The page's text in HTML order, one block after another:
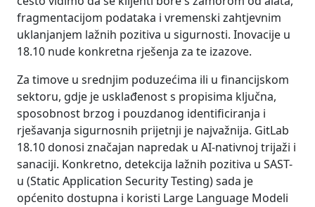
fragmentacijom podataka i vremenski zahtjevnim
uklanjanjem lažnih pozitiva u sigurnosti. Inovacije u
18.10 nude konkretna rješenja za te izazove.
Za timove u srednjim poduzećima ili u financijskom
sektoru, gdje je usklađenost s propisima ključna,
sposobnost brzog i pouzdanog identificiranja i
rješavanja sigurnosnih prijetnji je najvažnija. GitLab
18.10 donosi značajan napredak u AI-nativnoj trijaži i
sanaciji. Konkretno, detekcija lažnih pozitiva u SAST-
u (Static Application Security Testing) sada je
općenito dostupna i koristi Large Language Modeli